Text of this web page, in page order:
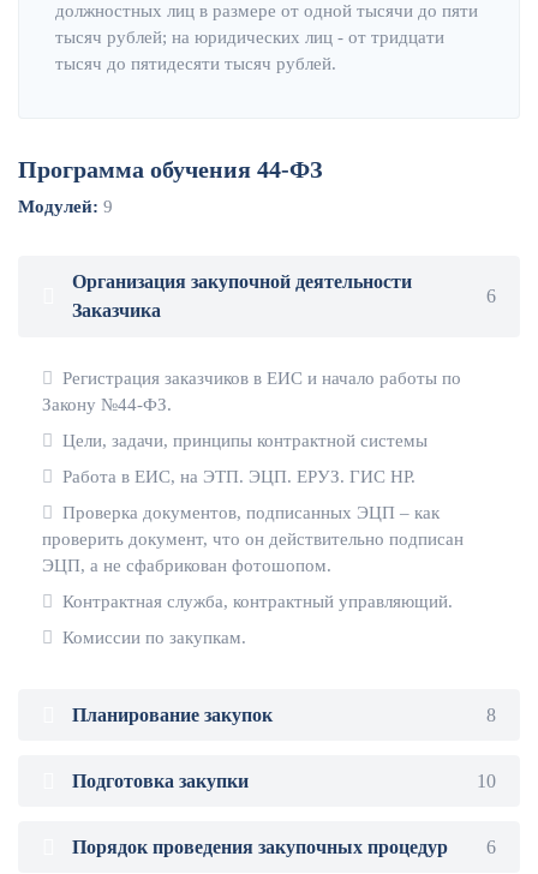
должностных лиц в размере от одной тысячи до пяти
тысяч рублей; на юридических лиц - от тридцати
тысяч до пятидесяти тысяч рублей.
Программа обучения 44-ФЗ
Модулей: 9
Организация закупочной деятельности
Заказчика
6
Регистрация заказчиков в ЕИС и начало работы по
Закону №44-ФЗ.
Цели, задачи, принципы контрактной системы
Работа в ЕИС, на ЭТП. ЭЦП. ЕРУЗ. ГИС НР.
Проверка документов, подписанных ЭЦП – как
проверить документ, что он действительно подписан
ЭЦП, а не сфабрикован фотошопом.
Контрактная служба, контрактный управляющий.
Комиссии по закупкам.
Планирование закупок 8
Подготовка закупки 10
Порядок проведения закупочных процедур 6